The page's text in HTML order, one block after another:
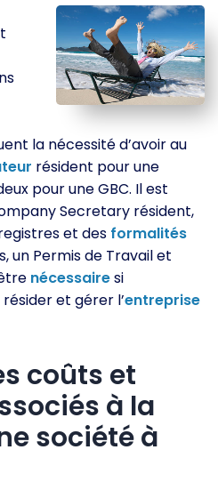
la nécessité d’avoir au
résident pour une
pour une GBC. Il est
Secretary résident,
et des formalités
un Permis de Travail et
nécessairesi
et gérer l’entreprise
coûts et
à la
société à